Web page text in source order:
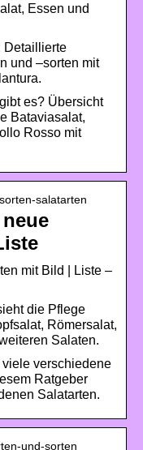
Essen und
Detaillierte
und –sorten mit
es? Übersicht
Bataviasalat,
Rosso mit
salatarten
mit Bild | Liste –
die Pflege
Römersalat,
Salaten.
verschiedene
Ratgeber
Salatarten.
und-sorten